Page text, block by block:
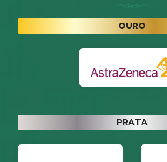
OURO
PRATA